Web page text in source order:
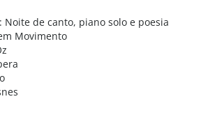
Noite de canto, piano solo e poesia
Movimento